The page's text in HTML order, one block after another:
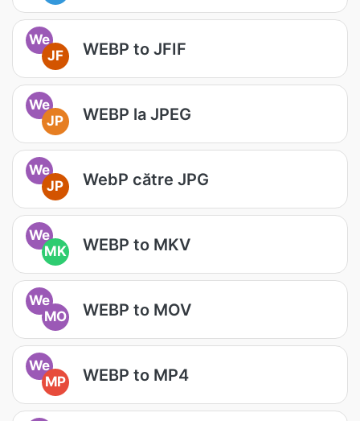
We
JF
WEBP to JFIF
We
JP
WEBP la JPEG
We
JP
WebP către JPG
We
MK
WEBP to MKV
We
MO
WEBP to MOV
We
MP
WEBP to MP4